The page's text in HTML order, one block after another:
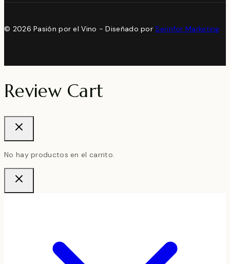
© 2026 Pasión por el Vino - Diseñado porSerinfor Marketing
Review Cart
No hay productos en el carrito.